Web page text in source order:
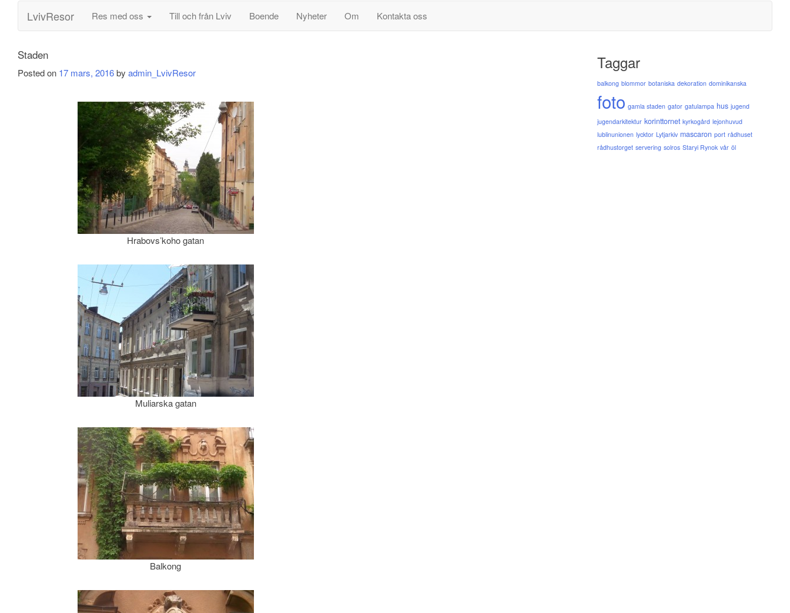
LvivResor Res med oss Till och från Lviv Boende Nyheter Om Kontakta oss
Staden
Posted on 17 mars, 2016by admin_LvivResor
Hrabovs’koho gatan
Muliarska gatan
Balkong
Taggar
balkong blommor botaniska dekoration dominikanska
foto gamla staden gator gatulampa hus jugend
jugendarkitektur korinttornet kyrkogård lejonhuvud
lublinunionen lycktor Lytjarkiv mascaron port rådhuset
rådhustorget servering solros Staryi Rynok vår öl